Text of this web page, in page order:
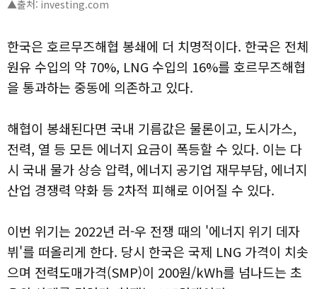
▲출처: investing.com
한국은 호르무즈해협 봉쇄에 더 치명적이다. 한국은 전체
원유 수입의 약 70%, LNG 수입의 16%를 호르무즈해협
을 통과하는 중동에 의존하고 있다.
해협이 봉쇄된다면 국내 기름값은 물론이고, 도시가스,
전력, 열 등 모든 에너지 요금이 폭등할 수 있다. 이는 다
시 국내 물가 상승 압력, 에너지 공기업 재무부담, 에너지
산업 경쟁력 약화 등 2차적 피해로 이어질 수 있다.
이번 위기는 2022년 러-우 전쟁 때의 '에너지 위기 데자
뷔'를 떠올리게 한다. 당시 한국은 국제 LNG 가격이 치솟
으며 전력도매가격(SMP)이 200원/kWh를 넘나드는 초